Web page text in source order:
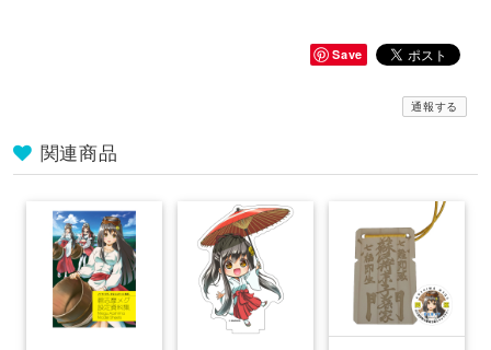
Save
通報する
関連商品